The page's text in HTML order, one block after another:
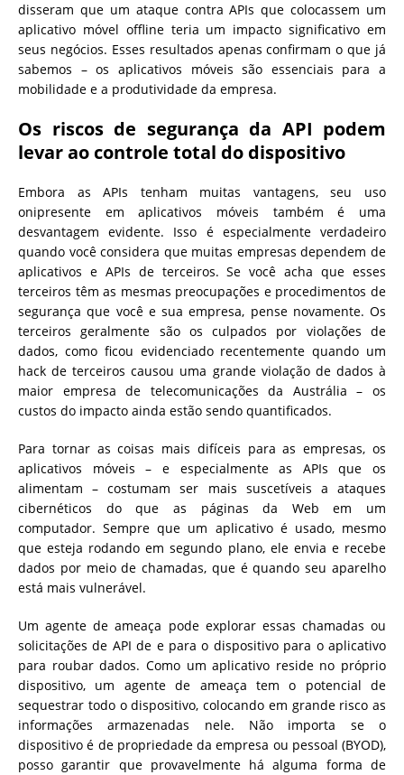
disseram que um ataque contra APIs que colocassem um
aplicativo móvel offline teria um impacto significativo em
seus negócios. Esses resultados apenas confirmam o que já
sabemos – os aplicativos móveis são essenciais para a
mobilidade e a produtividade da empresa.
Os riscos de segurança da API podem
levar ao controle total do dispositivo
Embora as APIs tenham muitas vantagens, seu uso
onipresente em aplicativos móveis também é uma
desvantagem evidente. Isso é especialmente verdadeiro
quando você considera que muitas empresas dependem de
aplicativos e APIs de terceiros. Se você acha que esses
terceiros têm as mesmas preocupações e procedimentos de
segurança que você e sua empresa, pense novamente. Os
terceiros geralmente são os culpados por violações de
dados, como ficou evidenciado recentemente quando um
hack de terceiros causou uma grande violação de dados à
maior empresa de telecomunicações da Austrália – os
custos do impacto ainda estão sendo quantificados.
Para tornar as coisas mais difíceis para as empresas, os
aplicativos móveis – e especialmente as APIs que os
alimentam – costumam ser mais suscetíveis a ataques
cibernéticos do que as páginas da Web em um
computador. Sempre que um aplicativo é usado, mesmo
que esteja rodando em segundo plano, ele envia e recebe
dados por meio de chamadas, que é quando seu aparelho
está mais vulnerável.
Um agente de ameaça pode explorar essas chamadas ou
solicitações de API de e para o dispositivo para o aplicativo
para roubar dados. Como um aplicativo reside no próprio
dispositivo, um agente de ameaça tem o potencial de
sequestrar todo o dispositivo, colocando em grande risco as
informações armazenadas nele. Não importa se o
dispositivo é de propriedade da empresa ou pessoal (BYOD),
posso garantir que provavelmente há alguma forma de